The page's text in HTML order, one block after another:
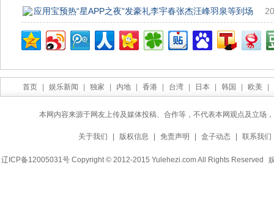
应用宝预热“星APP之夜”发豪礼李宇春张杰汪峰羽泉等到场
首页 娱乐新闻 独家 内地 香港 台湾 日本 韩国 欧美
本网内容来源于网友上传及媒体投稿、合作等，不代表本网观点及立场
关于我们 版权信息 免责声明 盒子动态 联系我们
辽ICP备12005031号 Copyright © 2012-2015 Yulehezi.com All Rights Reserved